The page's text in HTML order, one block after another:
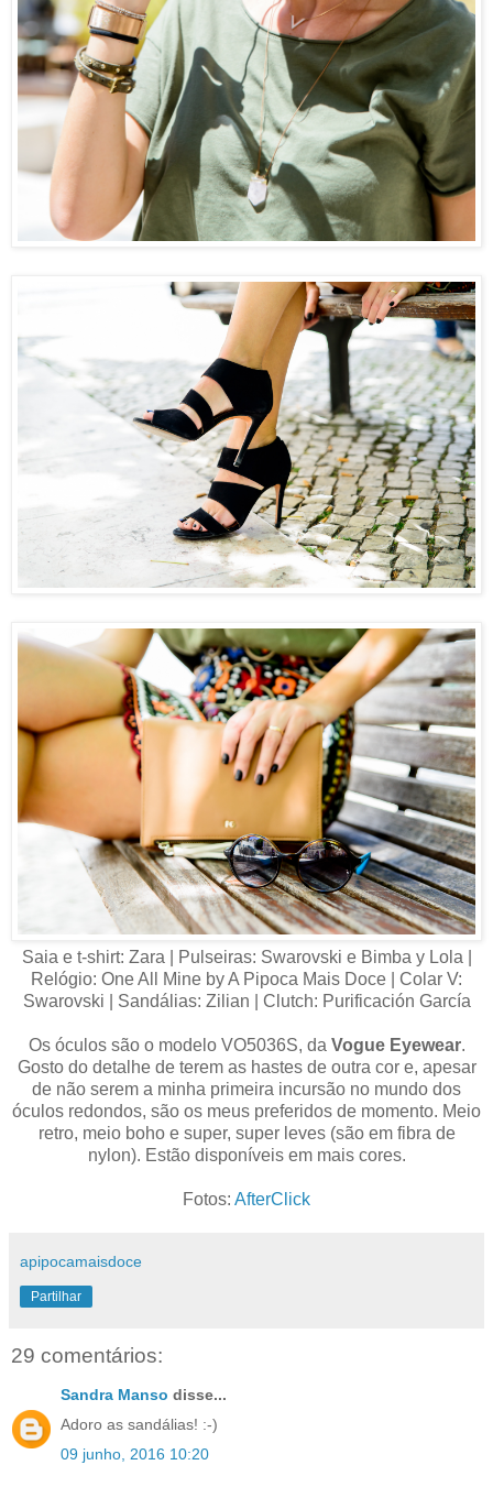
Saia e t-shirt: Zara | Pulseiras: Swarovski e Bimba y Lola |
Relógio: One All Mine by A Pipoca Mais Doce | Colar V:
Swarovski | Sandálias: Zilian | Clutch: Purificación García
Os óculos são o modelo VO5036S, da Vogue Eyewear.
Gosto do detalhe de terem as hastes de outra cor e, apesar
de não serem a minha primeira incursão no mundo dos
óculos redondos, são os meus preferidos de momento. Meio
retro, meio boho e super, super leves (são em fibra de
nylon). Estão disponíveis em mais cores.
Fotos: AfterClick
apipocamaisdoce
Partilhar
29 comentários:
Sandra Manso disse...
Adoro as sandálias! :-)
09 junho, 2016 10:20